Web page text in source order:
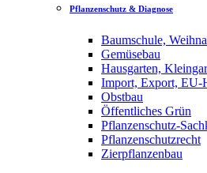
Pflanzenschutz & Diagnose
Baumschule,
Gemüsebau
Hausgarten,
Import, Export, EU-
Obstbau
Öffentliches Grün
Pflanzenschutz-
Pflanzenschutzrecht
Zierpflanzenbau